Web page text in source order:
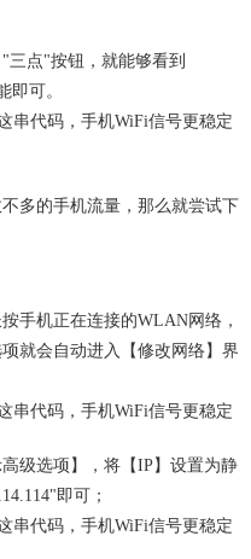
三点"按钮，就能够看到
即可。
多的手机流量，那么就尝试下
手机正在连接的WLAN网络，
就会自动进入【修改网络】界
级选项】，将【IP】设置为静
即可；